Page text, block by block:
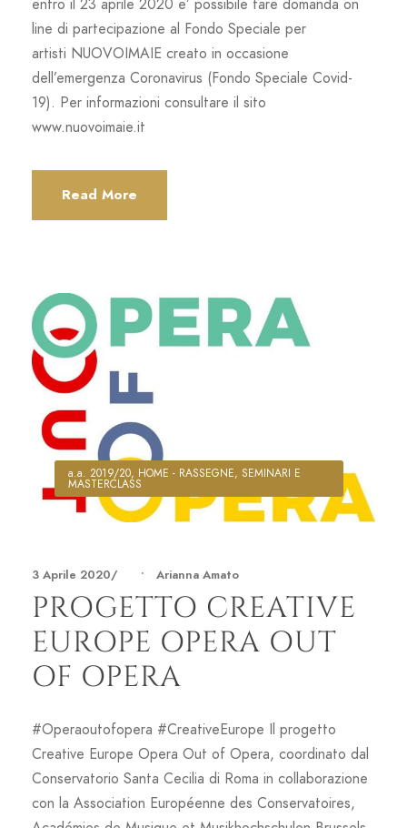
entro il 23 aprile 2020 e’ possibile fare domanda on
line di partecipazione al Fondo Speciale per
artisti NUOVOIMAIE creato in occasione
dell’emergenza Coronavirus (Fondo Speciale Covid-
19). Per informazioni consultare il sito
www.nuovoimaie.it
Read More
a.a. 2019/20, HOME - RASSEGNE, SEMINARI E
MASTERCLASS
3 Aprile 2020 • Arianna Amato
PROGETTO CREATIVE
EUROPE OPERA OUT
OF OPERA
#Operaoutofopera #CreativeEurope Il progetto
Creative Europe Opera Out of Opera, coordinato dal
Conservatorio Santa Cecilia di Roma in collaborazione
con la Association Européenne des Conservatoires,